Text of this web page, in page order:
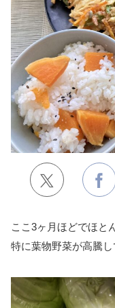
ここ3ヶ月ほどでほと
特に葉物野菜が高騰し